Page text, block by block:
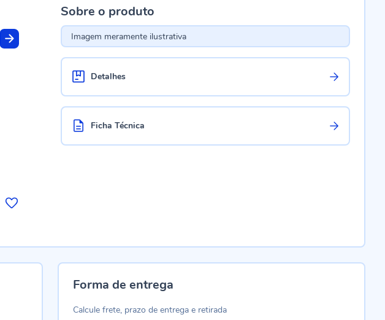
Sobre o produto
Imagem meramente ilustrativa
Detalhes
Ficha Técnica
Forma de entrega
Calcule frete, prazo de entrega e retirada